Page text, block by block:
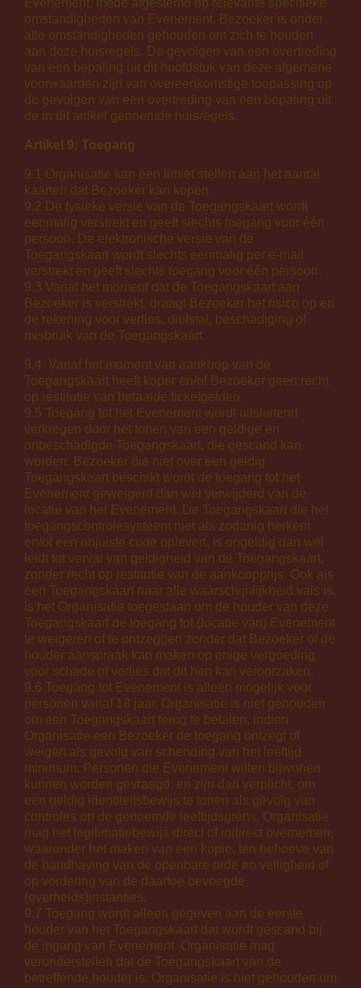
Evenement, mede afgestemd op relevante specifieke
omstandigheden van Evenement. Bezoeker is onder
alle omstandigheden gehouden om zich te houden
aan deze huisregels. De gevolgen van een overtreding
van een bepaling uit dit hoofdstuk van deze algemene
voorwaarden zijn van overeenkomstige toepassing op
de gevolgen van een overtreding van een bepaling uit
de in dit artikel genoemde huisregels.
Artikel 9: Toegang
9.1 Organisatie kan een limiet stellen aan het aantal
kaarten dat Bezoeker kan kopen.
9.2 De fysieke versie van de Toegangskaart wordt
eenmalig verstrekt en geeft slechts toegang voor één
persoon. De elektronische versie van de
Toegangskaart wordt slechts eenmalig per e-mail
verstrekt en geeft slechts toegang voor één persoon.
9.3 Vanaf het moment dat de Toegangskaart aan
Bezoeker is verstrekt, draagt Bezoeker het risico op en
de rekening voor verlies, diefstal, beschadiging of
misbruik van de Toegangskaart.
9.4. Vanaf het moment van aankoop van de
Toegangskaart heeft koper en/of Bezoeker geen recht
op restitutie van betaalde ticketgelden.
9.5 Toegang tot het Evenement wordt uitsluitend
verkregen door het tonen van een geldige en
onbeschadigde Toegangskaart, die gescand kan
worden. Bezoeker die niet over een geldig
Toegangskaart beschikt wordt de toegang tot het
Evenement geweigerd dan wel verwijderd van de
locatie van het Evenement. De Toegangskaart die het
toegangscontrolesysteem niet als zodanig herkent
en/of een onjuiste code oplevert, is ongeldig dan wel
leidt tot verval van geldigheid van de Toegangskaart,
zonder recht op restitutie van de aankoopprijs. Ook als
een Toegangskaart naar alle waarschijnlijkheid vals is,
is het Organisatie toegestaan om de houder van deze
Toegangskaart de toegang tot (locatie van) Evenement
te weigeren of te ontzeggen zonder dat Bezoeker of de
houder aanspraak kan maken op enige vergoeding
voor schade of verlies dat dit hen kan veroorzaken.
9.6 Toegang tot Evenement is alleen mogelijk voor
personen vanaf 18 jaar. Organisatie is niet gehouden
om een Toegangskaart terug te betalen, indien
Organisatie een Bezoeker de toegang ontzegt of
weigert als gevolg van schending van het leeftijd
minimum. Personen die Evenement willen bijwonen
kunnen worden gevraagd, en zijn dan verplicht, om
een geldig identiteitsbewijs te tonen als gevolg van
controles op de genoemde leeftijdsgrens. Organisatie
mag het legitimatiebewijs direct of indirect overnemen,
waaronder het maken van een kopie, ten behoeve van
de handhaving van de openbare orde en veiligheid of
op vordering van de daartoe bevoegde
(overheids)instanties.
9.7 Toegang wordt alleen gegeven aan de eerste
houder van het Toegangskaart dat wordt gescand bij
de ingang van Evenement. Organisatie mag
veronderstellen dat de Toegangskaart van de
betreffende houder is. Organisatie is niet gehouden om